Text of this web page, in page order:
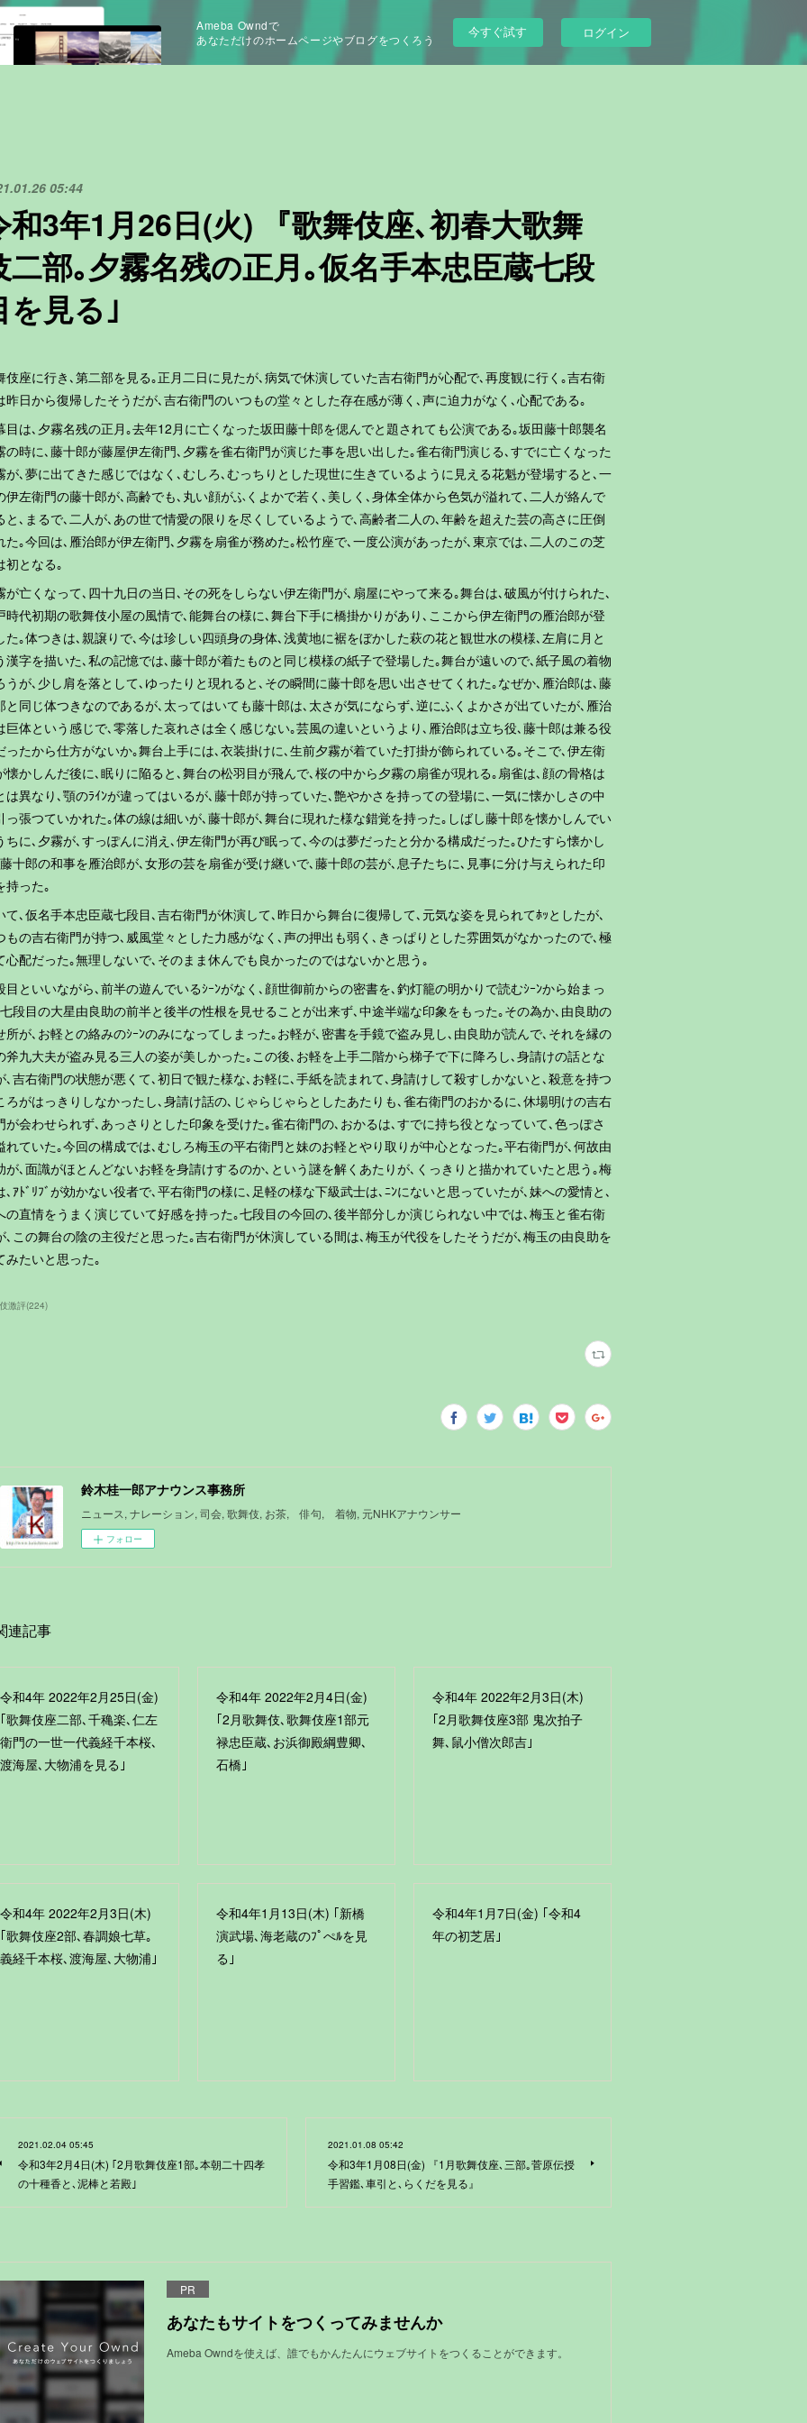
Ameba Owndで
あなただけのホームページやブログをつくろう
今すぐ試す ログイン
05:44
和3年1月26日(火) 『歌舞伎座､初春大歌舞
二部｡夕霧名残の正月｡仮名手本忠臣蔵七段
を見る｣
伎座に行き､第二部を見る｡正月二日に見たが､病気で休演していた吉右衛門が心配で､再度観に行く｡吉右衛
昨日から復帰したそうだが､吉右衛門のいつもの堂々とした存在感が薄く､声に迫力がなく､心配である｡
目は､夕霧名残の正月｡去年12月に亡くなった坂田藤十郎を偲んでと題されても公演である｡坂田藤十郎襲名
の時に､藤十郎が藤屋伊左衛門､夕霧を雀右衛門が演じた事を思い出した｡雀右衛門演じる､すでに亡くなった
が､夢に出てきた感じではなく､むしろ､むっちりとした現世に生きているように見える花魁が登場すると､一
伊左衛門の藤十郎が､高齢でも､丸い顔がふくよかで若く､美しく､身体全体から色気が溢れて､二人が絡んで
と､まるで､二人が､あの世で情愛の限りを尽くしているようで､高齢者二人の､年齢を超えた芸の高さに圧倒
た｡今回は､雁治郎が伊左衛門､夕霧を扇雀が務めた｡松竹座で､一度公演があったが､東京では､二人のこの芝
初となる｡
が亡くなって､四十九日の当日､その死をしらない伊左衛門が､扇屋にやって来る｡舞台は､破風が付けられた､
時代初期の歌舞伎小屋の風情で､能舞台の様に､舞台下手に橋掛かりがあり､ここから伊左衛門の雁治郎が登
た｡体つきは､親譲りで､今は珍しい四頭身の身体､浅黄地に裾をぼかした萩の花と観世水の模様､左肩に月と
漢字を描いた､私の記憶では､藤十郎が着たものと同じ模様の紙子で登場した｡舞台が遠いので､紙子風の着物
うが､少し肩を落として､ゆったりと現れると､その瞬間に藤十郎を思い出させてくれた｡なぜか､雁治郎は､藤
と同じ体つきなのであるが､太ってはいても藤十郎は､太さが気にならず､逆にふくよかさが出ていたが､雁治
巨体という感じで､零落した哀れさは全く感じない｡芸風の違いというより､雁治郎は立ち役､藤十郎は兼る役
ったから仕方がないか｡舞台上手には､衣装掛けに､生前夕霧が着ていた打掛が飾られている｡そこで､伊左衛
懐かしんだ後に､眠りに陥ると､舞台の松羽目が飛んで､桜の中から夕霧の扇雀が現れる｡扇雀は､顔の骨格は
は異なり､顎のﾗｲﾝが違ってはいるが､藤十郎が持っていた､艶やかさを持っての登場に､一気に懐かしさの中
っ張つていかれた｡体の線は細いが､藤十郎が､舞台に現れた様な錯覚を持った｡しばし藤十郎を懐かしんでい
ちに､夕霧が､すっぽんに消え､伊左衛門が再び眠って､今のは夢だったと分かる構成だった｡ひたすら懐かし
十郎の和事を雁治郎が､女形の芸を扇雀が受け継いで､藤十郎の芸が､息子たちに､見事に分け与えられた印
持った｡
て､仮名手本忠臣蔵七段目､吉右衛門が休演して､昨日から舞台に復帰して､元気な姿を見られてﾎｯとしたが､
もの吉右衛門が持つ､威風堂々とした力感がなく､声の押出も弱く､きっぱりとした雰囲気がなかったので､極
心配だった｡無理しないで､そのまま休んでも良かったのではないかと思う｡
目といいながら､前半の遊んでいるｼｰﾝがなく､顔世御前からの密書を､釣灯籠の明かりで読むｼｰﾝから始まっ
段目の大星由良助の前半と後半の性根を見せることが出来ず､中途半端な印象をもった｡その為か､由良助の
所が､お軽との絡みのｼｰﾝのみになってしまった｡お軽が､密書を手鏡で盗み見し､由良助が読んで､それを縁の
斧九大夫が盗み見る三人の姿が美しかった｡この後､お軽を上手二階から梯子で下に降ろし､身請けの話とな
､吉右衛門の状態が悪くて､初日で観た様な､お軽に､手紙を読まれて､身請けして殺すしかないと､殺意を持つ
ろがはっきりしなかったし､身請け話の､じゃらじゃらとしたあたりも､雀右衛門のおかるに､休場明けの吉右
が会わせられず､あっさりとした印象を受けた｡雀右衛門の､おかるは､すでに持ち役となっていて､色っぽさ
れていた｡今回の構成では､むしろ梅玉の平右衛門と妹のお軽とやり取りが中心となった｡平右衛門が､何故由
が､面識がほとんどないお軽を身請けするのか､という謎を解くあたりが､くっきりと描かれていたと思う｡梅
､ｱﾄﾞﾘﾌﾞが効かない役者で､平右衛門の様に､足軽の様な下級武士は､ﾆﾝにないと思っていたが､妹への愛情と､
の直情をうまく演じていて好感を持った｡七段目の今回の､後半部分しか演じられない中では､梅玉と雀右衛
､この舞台の陰の主役だと思った｡吉右衛門が休演している間は､梅玉が代役をしたそうだが､梅玉の由良助を
みたいと思った｡
激評(224)
鈴木桂一郎アナウンス事務所
ニュース, ナレーション, 司会, 歌舞伎, お茶, 俳句, 着物, 元NHKアナウンサー
フォロー
連記事
令和4年 2022年2月25日(金)
｢歌舞伎座二部､千穐楽､仁左
衛門の一世一代義経千本桜､
渡海屋､大物浦を見る｣
令和4年 2022年2月4日(金)
｢2月歌舞伎､歌舞伎座1部元
禄忠臣蔵､お浜御殿綱豊卿､
石橋｣
令和4年 2022年2月3日(木)
｢2月歌舞伎座3部 鬼次拍子
舞､鼠小僧次郎吉｣
令和4年 2022年2月3日(木)
｢歌舞伎座2部､春調娘七草｡
義経千本桜､渡海屋､大物浦｣
令和4年1月13日(木) ｢新橋
演武場､海老蔵のﾌﾟぺﾙを見
る｣
令和4年1月7日(金) ｢令和4
年の初芝居｣
2021.02.04 05:45
令和3年2月4日(木) ｢2月歌舞伎座1部｡本朝二十四孝
の十種香と､泥棒と若殿｣
2021.01.08 05:42
令和3年1月08日(金) 『1月歌舞伎座､三部｡菅原伝授
手習鑑､車引と､らくだを見る』
PR
あなたもサイトをつくってみませんか
Ameba Owndを使えば、誰でもかんたんにウェブサイトをつくることができます。